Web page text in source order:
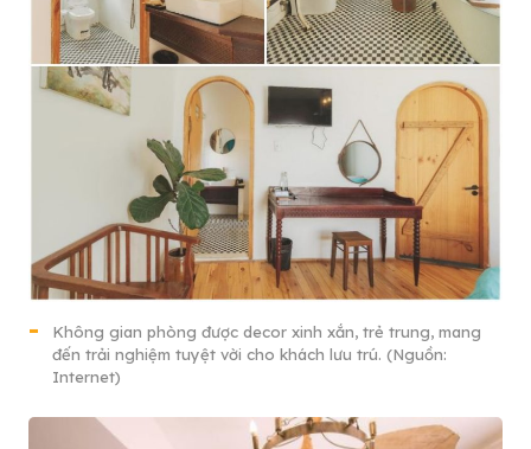
Không gian phòng được decor xinh xắn, trẻ trung, mang
đến trải nghiệm tuyệt vời cho khách lưu trú. (Nguồn:
Internet)